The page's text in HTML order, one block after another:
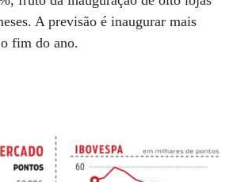
A previsão é inaugurar mais
fim do ano.